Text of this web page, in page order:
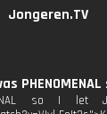
Jongeren.TV
so I